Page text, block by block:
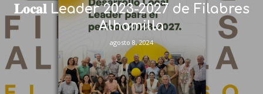
𝐋𝐨𝐜𝐚𝐥 Leader 2023-2027 de Filabres
Alhamilla
agosto 8, 2024